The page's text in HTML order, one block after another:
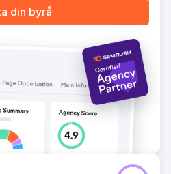
din byrå